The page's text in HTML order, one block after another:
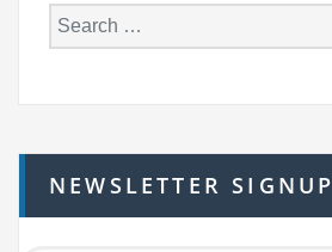
e
h
f
o
NEWSLETTER SIGNUP